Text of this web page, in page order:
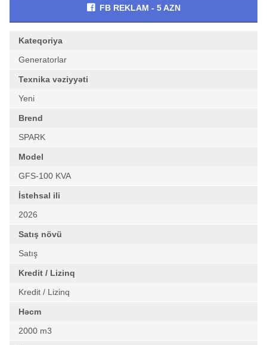
FB REKLAM - 5 AZN
Kateqoriya
Generatorlar
Texnika vəziyyəti
Yeni
Brend
SPARK
Model
GFS-100 KVA
İstehsal ili
2026
Satış növü
Satış
Kredit / Lizinq
Kredit / Lizinq
Həcm
2000 m3